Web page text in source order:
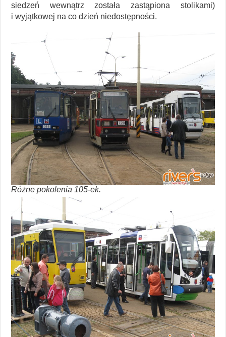
siedzeń wewnątrz została zastąpiona stolikami)
i wyjątkowej na co dzień niedostępności.
Różne pokolenia 105-ek.